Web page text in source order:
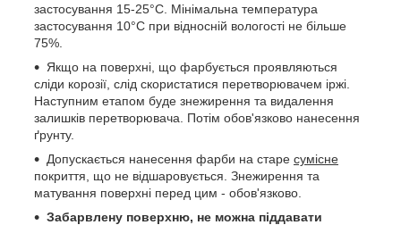
застосування 15-25°C. Мінімальна температура
застосування 10°C при відносній вологості не більше
75%.
Якщо на поверхні, що фарбується проявляються
сліди корозії, слід скористатися перетворювачем іржі.
Наступним етапом буде знежирення та видалення
залишків перетворювача. Потім обов'язково нанесення
ґрунту.
Допускається нанесення фарби на старе сумісне
покриття, що не відшаровується. Знежирення та
матування поверхні перед цим - обов'язково.
Забарвлену поверхню, не можна піддавати